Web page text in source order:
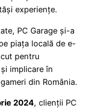
experiențe.
PC Garage și-a
piața locală de e-
pentru
implicare în
din România.
2024, clienții PC